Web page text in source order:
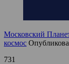
Московский
космос
731